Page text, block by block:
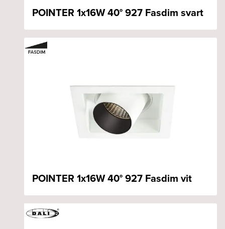
POINTER 1x16W 40° 927 Fasdim svart
POINTER 1x16W 40° 927 Fasdim vit